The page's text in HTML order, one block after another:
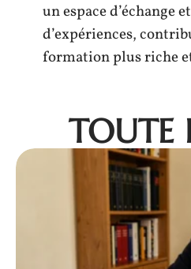
un espace d’échange
d’expériences,
formation plus riche
TOUTE